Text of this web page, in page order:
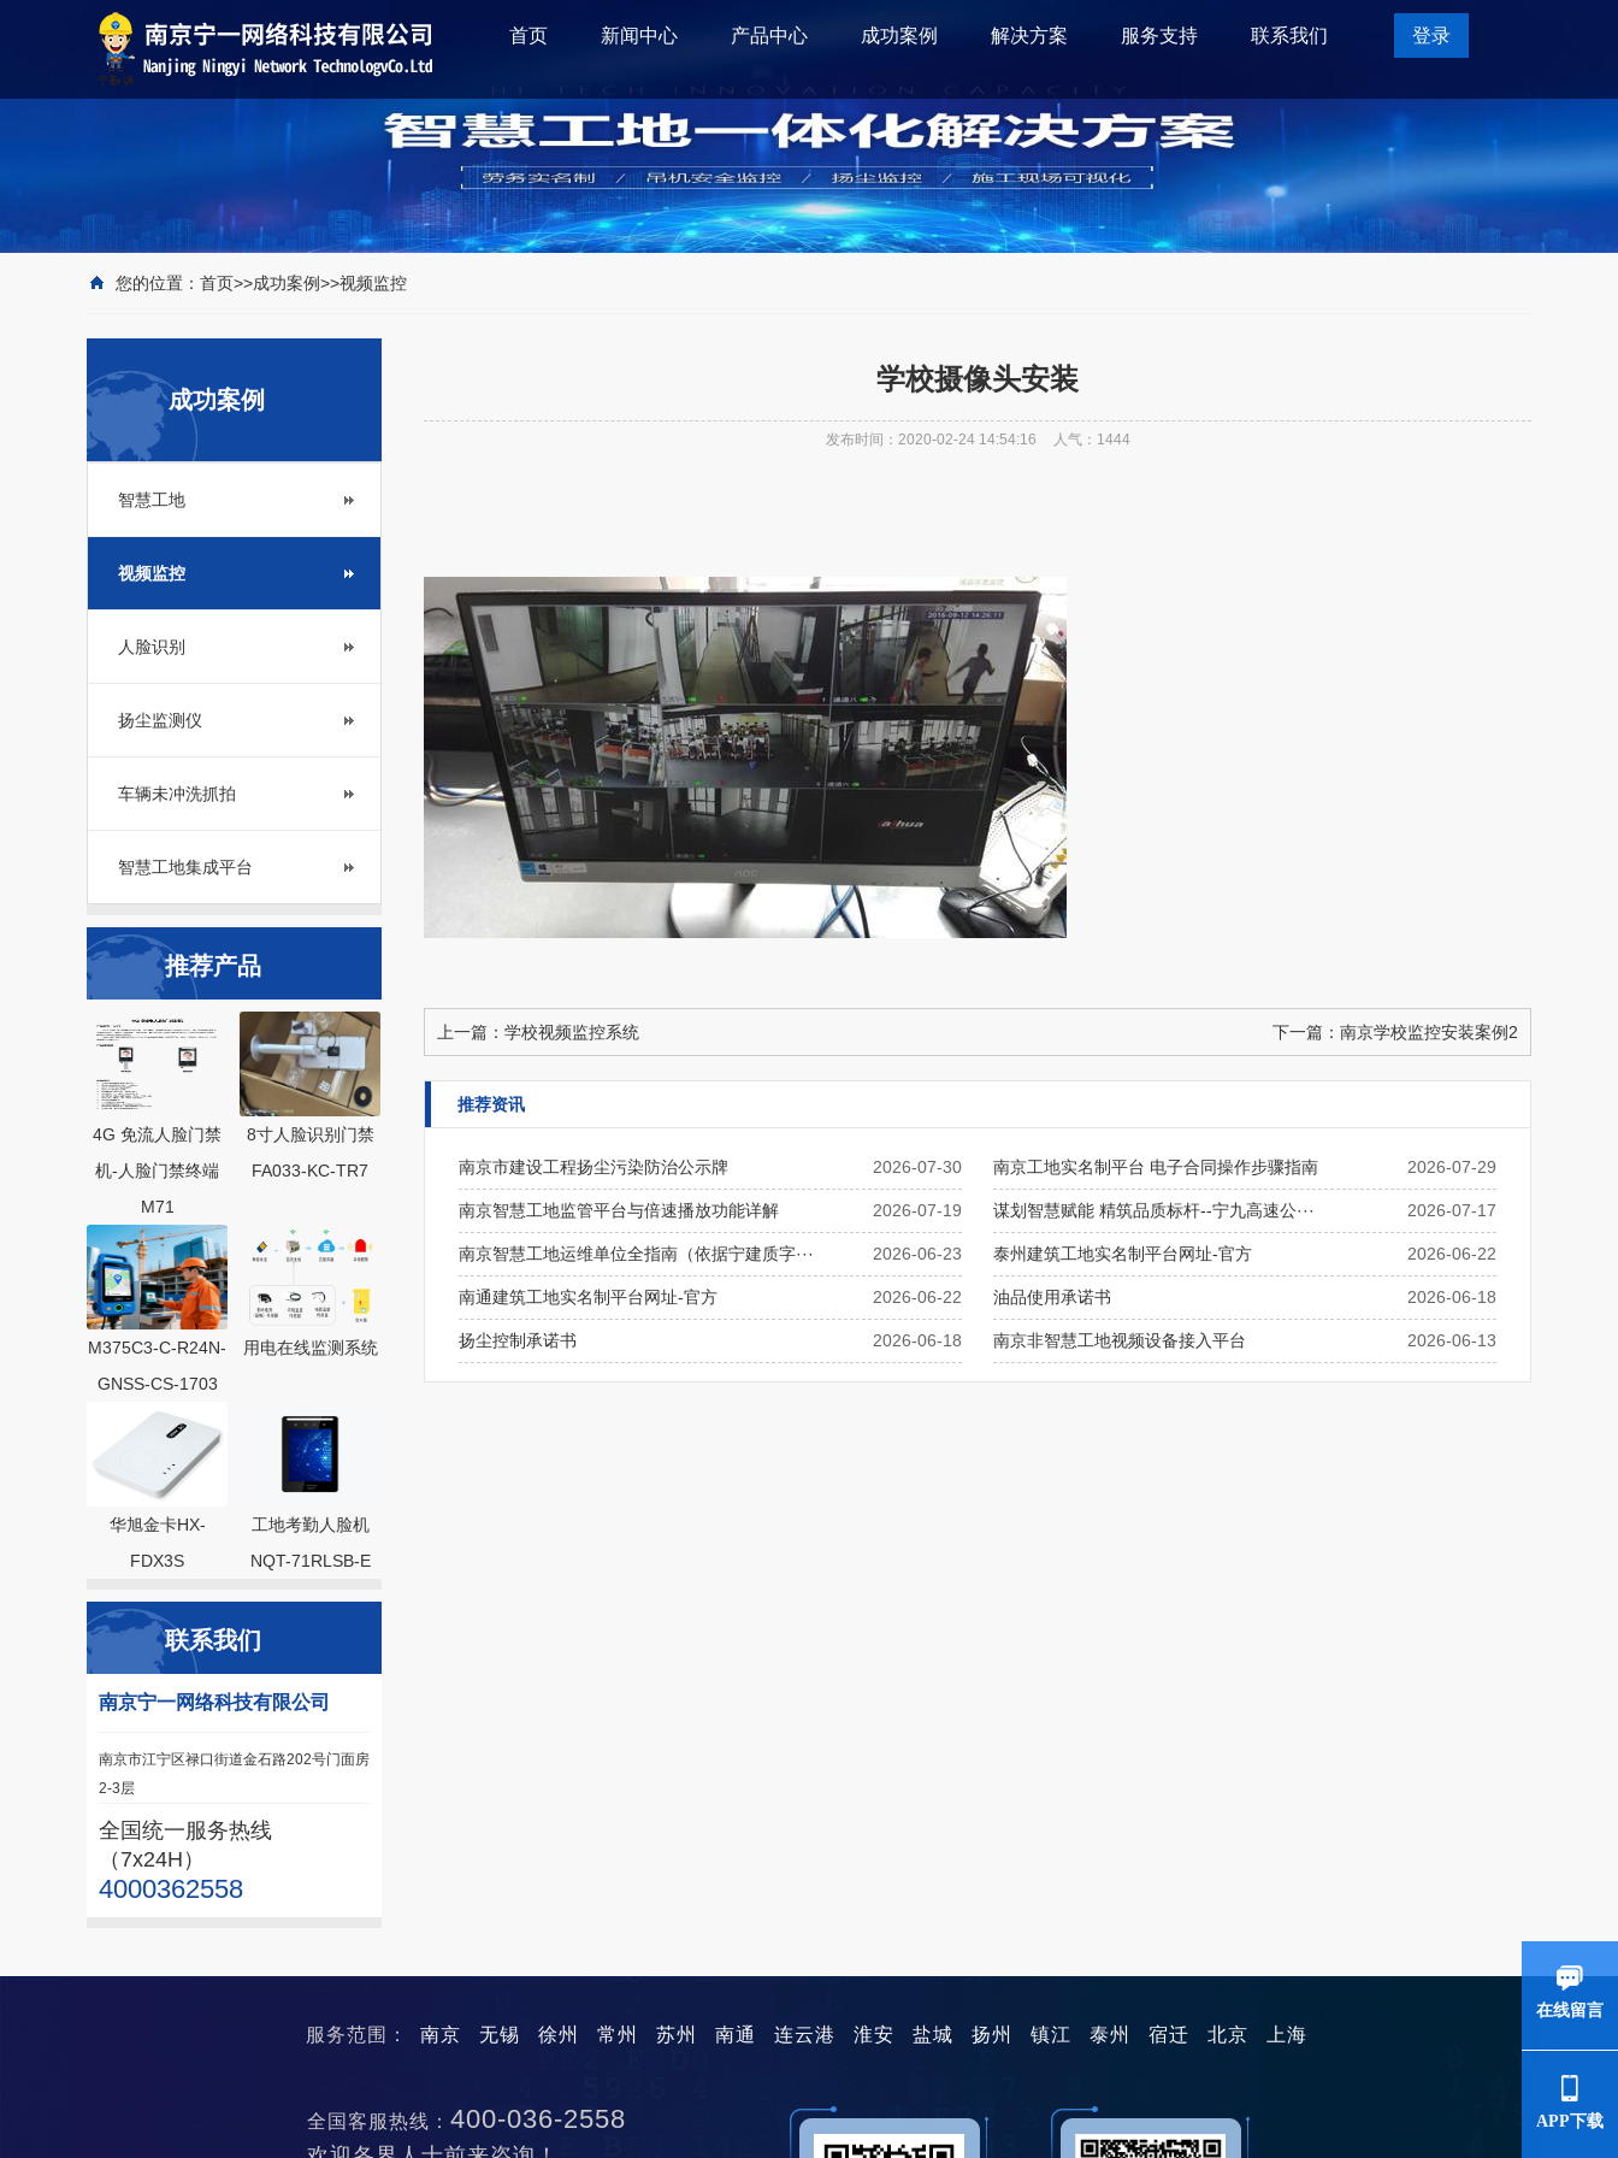
首页 新闻中心 产品中心 成功案例 解决方案 服务支持 联系我们 登录
您的位置： 首页>>成功案例>>视频监控
成功案例
智慧工地
视频监控
人脸识别
扬尘监测仪
车辆未冲洗抓拍
智慧工地集成平台
推荐产品
4G 免流人脸门禁
机-人脸门禁终端
M71
8寸人脸识别门禁
FA033-KC-TR7
M375C3-C-R24N-
GNSS-CS-1703
用电在线监测系统
华旭金卡HX-
FDX3S
工地考勤人脸机
NQT-71RLSB-E
联系我们
南京宁一网络科技有限公司
南京市江宁区禄口街道金石路202号门面房
2-3层
全国统一服务热线
（7x24H）
4000362558
学校摄像头安装
发布时间：2020-02-24 14:54:16 人气： 1444
上一篇： 学校视频监控系统 下一篇： 南京学校监控安装案例2
推荐资讯
2026-07-30
南京市建设工程扬尘污染防治公示牌 2026-07-29
南京工地实名制平台 电子合同操作步骤指南
2026-07-19
南京智慧工地监管平台与倍速播放功能详解 2026-07-17
谋划智慧赋能 精筑品质标杆--宁九高速公···
2026-06-23
南京智慧工地运维单位全指南（依据宁建质字··· 2026-06-22
泰州建筑工地实名制平台网址-官方
2026-06-22
南通建筑工地实名制平台网址-官方 2026-06-18
油品使用承诺书
2026-06-18
扬尘控制承诺书 2026-06-13
南京非智慧工地视频设备接入平台
服务范围： 南京 无锡 徐州 常州 苏州 南通 连云港 淮安 盐城 扬州 镇江 泰州 宿迁 北京 上海
全国客服热线：400-036-2558
在线留言
APP下载